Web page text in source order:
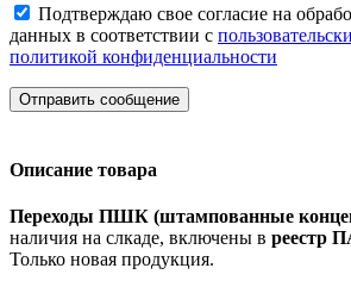
Подтверждаю свое согласие на
данных в соответствии с
политикой конфиденциальности
Отправить сообщение
Описание товара
Переходы ПШК (штампованные
наличия на слкаде, включены в реестр
Только новая продукция.